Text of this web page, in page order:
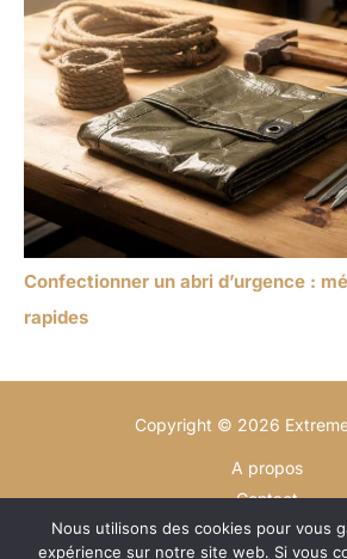
Confectionner un abri d’urgence :
rapides
Copyright © 2026
A propos
Contact
Plan du site
Nous utilisons des cookies pour vous
expérience sur notre site web. Si vous